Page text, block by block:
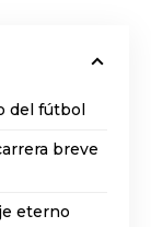
del fútbol
breve
eterno